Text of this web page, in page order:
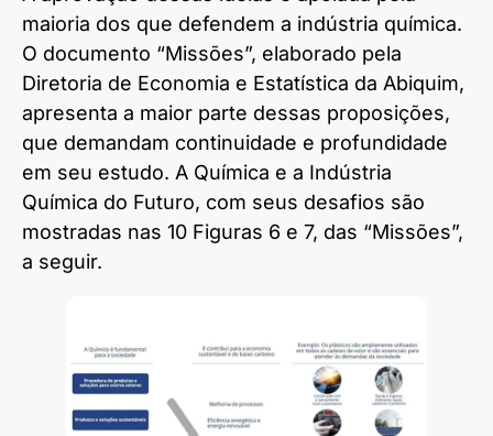
maioria dos que defendem a indústria química.
O documento “Missões”, elaborado pela
Diretoria de Economia e Estatística da Abiquim,
apresenta a maior parte dessas proposições,
que demandam continuidade e profundidade
em seu estudo. A Química e a Indústria
Química do Futuro, com seus desafios são
mostradas nas 10 Figuras 6 e 7, das “Missões”,
a seguir.